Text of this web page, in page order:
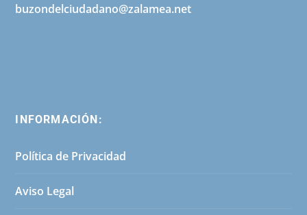
buzondelciudadano@zalamea.net
INFORMACIÓN:
Política de Privacidad
Aviso Legal